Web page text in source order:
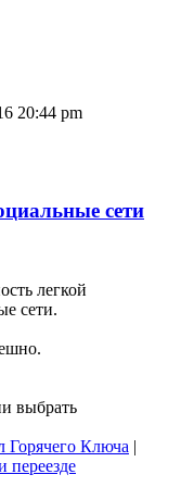
20:44 pm
сети
легкой
сети.
выбрать
Горячего Ключа |